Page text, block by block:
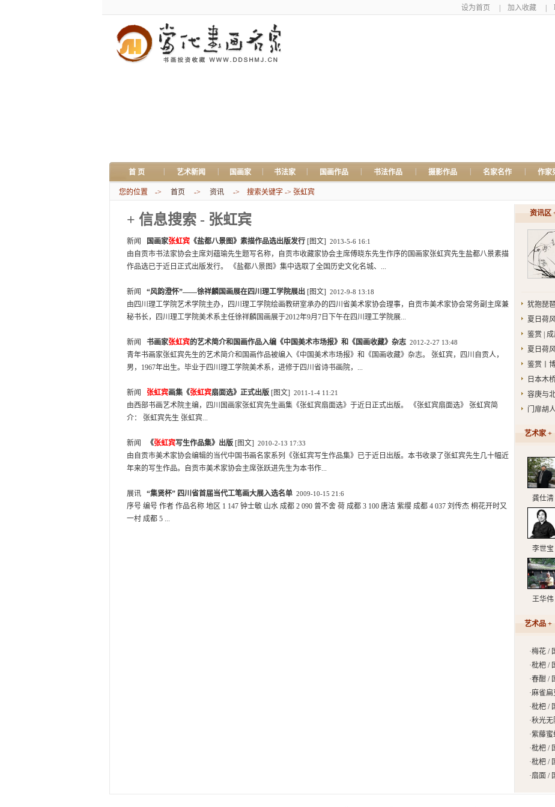
设为首页 加入收藏
首 页 艺术新闻 国画家 书法家 国画作品 书法作品 摄影作品 名家名作 作家
您的位置 -> 首页 -> 资讯 -> 搜索关键字 -> 张虹宾
+ 信息搜索 - 张虹宾
新闻 国画家张虹宾 《盐都八景图》素描作品选出版发行 [图文] 2013-5-6 16:1
由自贡市书法家协会主席刘蕴瑜先生题写名称，自贡市收藏家协会主席傅晓东先生作序的国画家张虹宾先生盐都八景素描
作品选已于近日正式出版发行。 《盐都八景图》集中选取了全国历史文化名城、...
新闻 “风韵澄怀”——徐祥麟国画展在四川理工学院展出 [图文] 2012-9-8 13:18
由四川理工学院艺术学院主办，四川理工学院绘画教研室承办的四川省美术家协会理事，自贡市美术家协会常务副主席兼
秘书长，四川理工学院美术系主任徐祥麟国画展于2012年9月7日下午在四川理工学院展...
新闻 书画家张虹宾的艺术简介和国画作品入编《中国美术市场报》和《国画收藏》杂志 2012-2-27 13:48
青年书画家张虹宾先生的艺术简介和国画作品被编入《中国美术市场报》和《国画收藏》杂志。 张虹宾，四川自贡人，
男，1967年出生。毕业于四川理工学院美术系，进修于四川省诗书画院，...
新闻 张虹宾画集《张虹宾扇面选》正式出版 [图文] 2011-1-4 11:21
由西部书画艺术院主编，四川国画家张虹宾先生画集《张虹宾扇面选》于近日正式出版。 《张虹宾扇面选》 张虹宾简
介： 张虹宾先生 张虹宾...
新闻 《张虹宾写生作品集》出版 [图文] 2010-2-13 17:33
由自贡市美术家协会编辑的当代中国书画名家系列《张虹宾写生作品集》已于近日出版。本书收录了张虹宾先生几十幅近
年来的写生作品。自贡市美术家协会主席张跃进先生为本书作...
展讯 “集贤杯” 四川省首届当代工笔画大展入选名单 2009-10-15 21:6
序号 编号 作者 作品名称 地区 1 147 钟士敏 山水 成都 2 090 曾不舍 荷 成都 3 100 唐洁 紫缨 成都 4 037 刘传杰 桐花开时又
一村 成都 5 ...
资讯区
犹抱琵
夏日荷
鉴赏 |
夏日荷
鉴赏丨
日本木
容庚与
门扉胡
艺术家 +
龚仕清
李世宝
王华伟
艺术品 +
·梅花 /
·枇杷 /
·春酣 /
·麻雀扁
·枇杷 /
·秋光无
·紫藤蜜
·枇杷 /
·枇杷 /
·扇面 /